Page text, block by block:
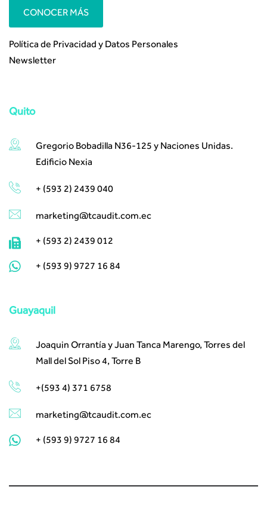
CONOCER MÁS
Política de Privacidad y Datos Personales
Newsletter
Quito
Gregorio Bobadilla N36-125 y Naciones Unidas.
Edificio Nexia
+ (593 2) 2439 040
marketing@tcaudit.com.ec​ ​
+ (593 2) 2439 012
+ (593 9) 9727 16 84
Guayaquil
Joaquin Orrantía y Juan Tanca Marengo, Torres del
Mall del Sol Piso 4, Torre B
+(593 4) 371 6758
marketing@tcaudit.com.ec
+ (593 9) 9727 16 84